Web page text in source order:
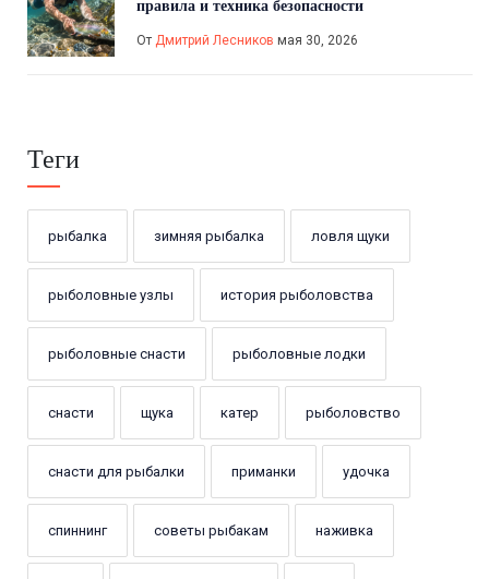
правила и техника безопасности
От Дмитрий Лесников мая 30, 2026
Теги
рыбалка зимняя рыбалка ловля щуки
рыболовные узлы история рыболовства
рыболовные снасти рыболовные лодки
снасти щука катер рыболовство
снасти для рыбалки приманки удочка
спиннинг советы рыбакам наживка